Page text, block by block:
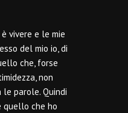
vivere e le mie
del mio io, di
che, forse
non
le parole. Quindi
quello che ho